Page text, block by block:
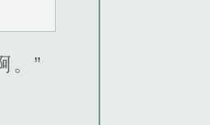
。”